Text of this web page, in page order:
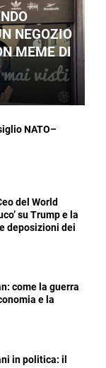
NEGOZIO
MEME DI
NATO–
del World
su Trump e la
deposizioni dei
come la guerra
e la
in politica: il